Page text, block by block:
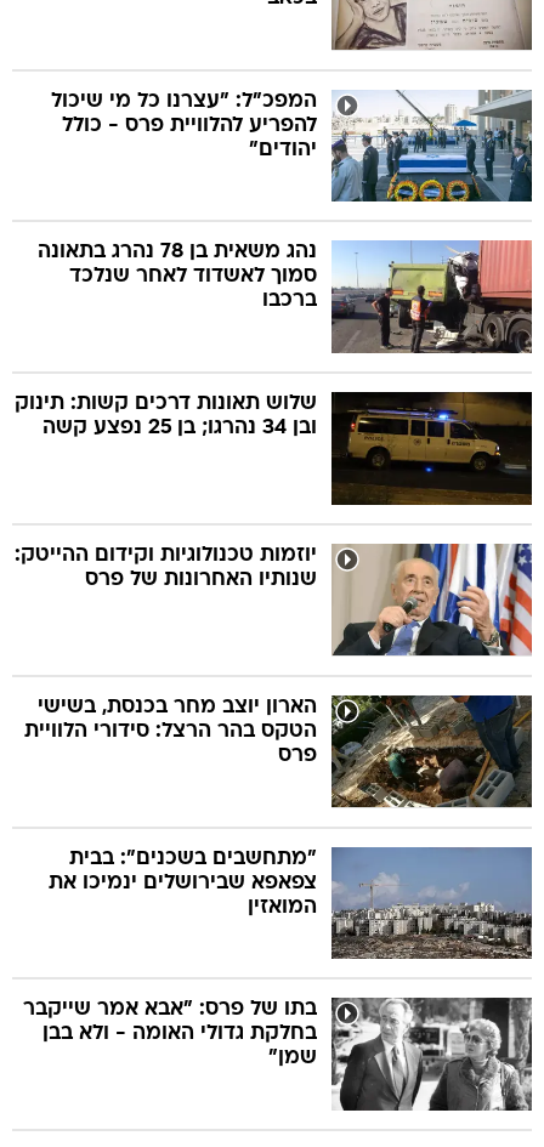
המפכ"ל: "עצרנו כל מי שיכול
להפריע להלוויית פרס - כולל
יהודים"
נהג משאית בן 78 נהרג בתאונה
סמוך לאשדוד לאחר שנלכד
ברכבו
שלוש תאונות דרכים קשות: תינוק
ובן 34 נהרגו; בן 25 נפצע קשה
יוזמות טכנולוגיות וקידום ההייטק:
שנותיו האחרונות של פרס
הארון יוצב מחר בכנסת, בשישי
הטקס בהר הרצל: סידורי הלוויית
פרס
"מתחשבים בשכנים": בבית
צפאפא שבירושלים ינמיכו את
המואזין
בתו של פרס: "אבא אמר שייקבר
בחלקת גדולי האומה - ולא בבן
שמן"